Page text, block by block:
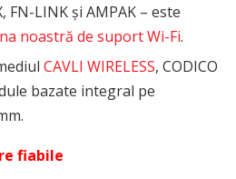
FN-LINK și AMPAK – este
noastră de suport Wi-Fi.
CAVLI WIRELESS, CODICO
bazate integral pe
fiabile